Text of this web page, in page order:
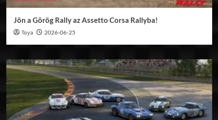
Jön a Görög Rally az Assetto Corsa Rallyba!
Toya 2026-06-25